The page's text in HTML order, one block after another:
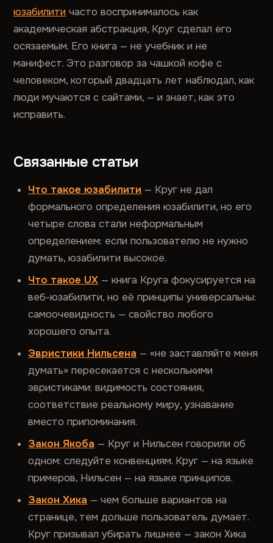
юзабилити часто воспринималось как
академическая абстракция, Круг сделал его
осязаемым. Его книга — не учебник и не
манифест. Это разговор за чашкой кофе с
человеком, который двадцать лет наблюдал, как
люди мучаются с сайтами, — и знает, как это
исправить.
Связанные статьи
Что такое юзабилити — Круг не дал
формального определения юзабилити, но его
четыре слова стали неформальным
определением: если пользователю не нужно
думать, юзабилити высокое.
Что такое UX — книга Круга фокусируется на
веб-юзабилити, но её принципы универсальны:
самоочевидность — свойство любого
хорошего опыта.
Эвристики Нильсена — «не заставляйте меня
думать» пересекается с несколькими
эвристиками: видимость состояния,
соответствие реальному миру, узнавание
вместо припоминания.
Закон Якоба — Круг и Нильсен говорили об
одном: следуйте конвенциям. Круг — на языке
примеров, Нильсен — на языке принципов.
Закон Хика — чем больше вариантов на
странице, тем дольше пользователь думает.
Круг призывал убирать лишнее — закон Хика